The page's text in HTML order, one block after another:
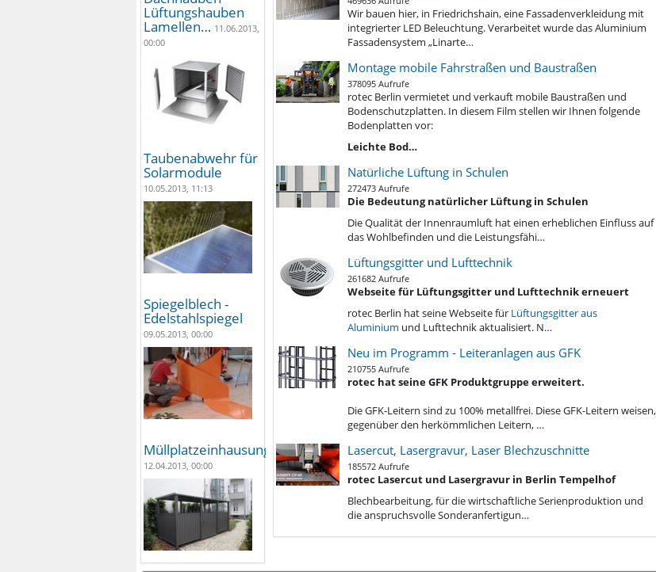
Lüftungshauben
Lamellen… 11.06.2013,
00:00
Taubenabwehr für
Solarmodule
10.05.2013, 11:13
Spiegelblech -
Edelstahlspiegel
09.05.2013, 00:00
Müllplatzeinhausungen
12.04.2013, 00:00
Wir bauen hier, in Friedrichshain, eine Fassadenverkleidung mit
integrierter LED Beleuchtung. Verarbeitet wurde das Aluminium
Fassadensystem „Linarte…
Montage mobile Fahrstraßen und Baustraßen
378095 Aufrufe
rotec Berlin vermietet und verkauft mobile Baustraßen und
Bodenschutzplatten. In diesem Film stellen wir Ihnen folgende
Bodenplatten vor:
Leichte Bod…
Natürliche Lüftung in Schulen
272473 Aufrufe
Die Bedeutung natürlicher Lüftung in Schulen
Die Qualität der Innenraumluft hat einen erheblichen Einfluss auf
das Wohlbefinden und die Leistungsfähi…
Lüftungsgitter und Lufttechnik
261682 Aufrufe
Webseite für Lüftungsgitter und Lufttechnik erneuert
rotec Berlin hat seine Webseite für Lüftungsgitter aus
Aluminium und Lufttechnik aktualisiert. N…
Neu im Programm - Leiteranlagen aus GFK
210755 Aufrufe
rotec hat seine GFK Produktgruppe erweitert.
Die GFK-Leitern sind zu 100% metallfrei. Diese GFK-Leitern weisen,
gegenüber den herkömmlichen Leitern, …
Lasercut, Lasergravur, Laser Blechzuschnitte
185572 Aufrufe
rotec Lasercut und Lasergravur in Berlin Tempelhof
Blechbearbeitung, für die wirtschaftliche Serienproduktion und
die anspruchsvolle Sonderanfertigun…